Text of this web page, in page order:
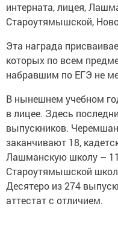
интерната, лицея,
Староутямышской,
Эта награда
которых по всем
набравшим по ЕГЭ не
В нынешнем учебном
в лицее. Здесь
выпускников.
заканчивают 18,
Лашманскую школу –
Староутямышской
Десятеро из 274
аттестат с отличием.